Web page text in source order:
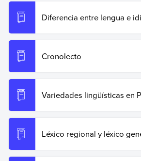
Diferencia entre lengua e
Cronolecto
Variedades lingüísticas en
Léxico regional y léxico